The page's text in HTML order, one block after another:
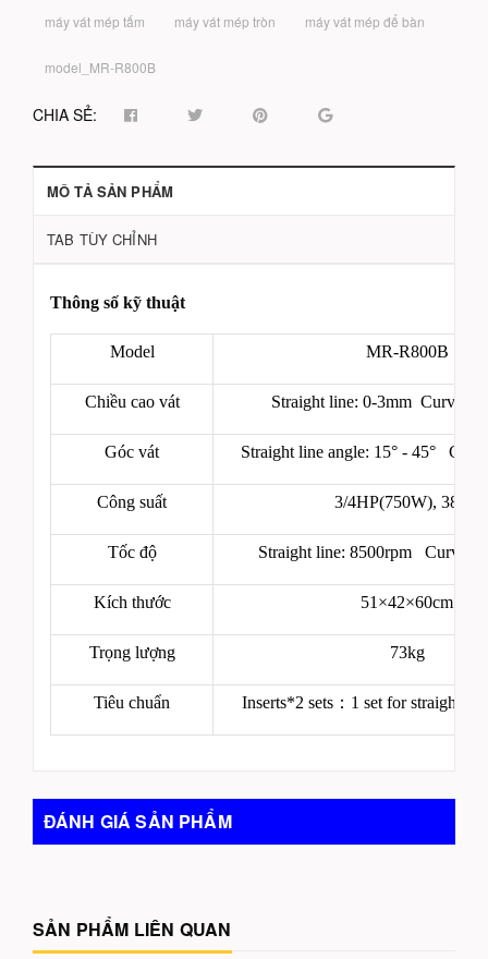
máy vát mép tấm máy vát mép tròn máy vát mép để bàn
model_MR-R800B
CHIA SẺ:
MÔ TẢ SẢN PHẨM
TAB TÙY CHỈNH
Thông số kỹ thuật
Model MR-R800B
Chiều cao vát Straight line: 0-3mm Curved:
Góc vát Straight line angle: 15° - 45°
Công suất 3/4HP(750W), 380V
Tốc độ Straight line: 8500rpm Curved:
Kích thước 51×42×60cm
Trọng lượng 73kg
Tiêu chuẩn Inserts*2 sets ： 1 set for straight,1
ĐÁNH GIÁ SẢN PHẨM
SẢN PHẨM LIÊN QUAN